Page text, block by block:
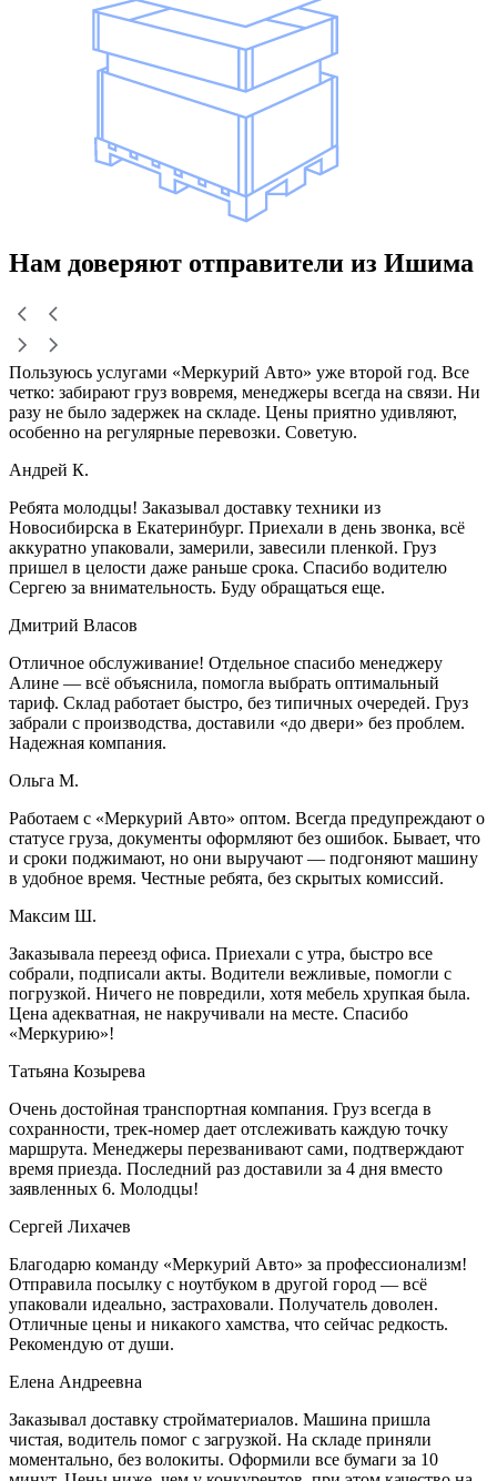
Нам доверяют отправители из Ишима
Пользуюсь услугами «Меркурий Авто» уже второй год. Все
четко: забирают груз вовремя, менеджеры всегда на связи. Ни
разу не было задержек на складе. Цены приятно удивляют,
особенно на регулярные перевозки. Советую.
Андрей К.
Ребята молодцы! Заказывал доставку техники из
Новосибирска в Екатеринбург. Приехали в день звонка, всё
аккуратно упаковали, замерили, завесили пленкой. Груз
пришел в целости даже раньше срока. Спасибо водителю
Сергею за внимательность. Буду обращаться еще.
Дмитрий Власов
Отличное обслуживание! Отдельное спасибо менеджеру
Алине — всё объяснила, помогла выбрать оптимальный
тариф. Склад работает быстро, без типичных очередей. Груз
забрали с производства, доставили «до двери» без проблем.
Надежная компания.
Ольга М.
Работаем с «Меркурий Авто» оптом. Всегда предупреждают о
статусе груза, документы оформляют без ошибок. Бывает, что
и сроки поджимают, но они выручают — подгоняют машину
в удобное время. Честные ребята, без скрытых комиссий.
Максим Ш.
Заказывала переезд офиса. Приехали с утра, быстро все
собрали, подписали акты. Водители вежливые, помогли с
погрузкой. Ничего не повредили, хотя мебель хрупкая была.
Цена адекватная, не накручивали на месте. Спасибо
«Меркурию»!
Татьяна Козырева
Очень достойная транспортная компания. Груз всегда в
сохранности, трек-номер дает отслеживать каждую точку
маршрута. Менеджеры перезванивают сами, подтверждают
время приезда. Последний раз доставили за 4 дня вместо
заявленных 6. Молодцы!
Сергей Лихачев
Благодарю команду «Меркурий Авто» за профессионализм!
Отправила посылку с ноутбуком в другой город — всё
упаковали идеально, застраховали. Получатель доволен.
Отличные цены и никакого хамства, что сейчас редкость.
Рекомендую от души.
Елена Андреевна
Заказывал доставку стройматериалов. Машина пришла
чистая, водитель помог с загрузкой. На складе приняли
моментально, без волокиты. Оформили все бумаги за 10